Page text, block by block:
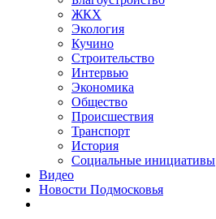
ЖКХ
Экология
Кучино
Строительство
Интервью
Экономика
Общество
Происшествия
Транспорт
История
Социальные инициативы
Видео
Новости Подмосковья